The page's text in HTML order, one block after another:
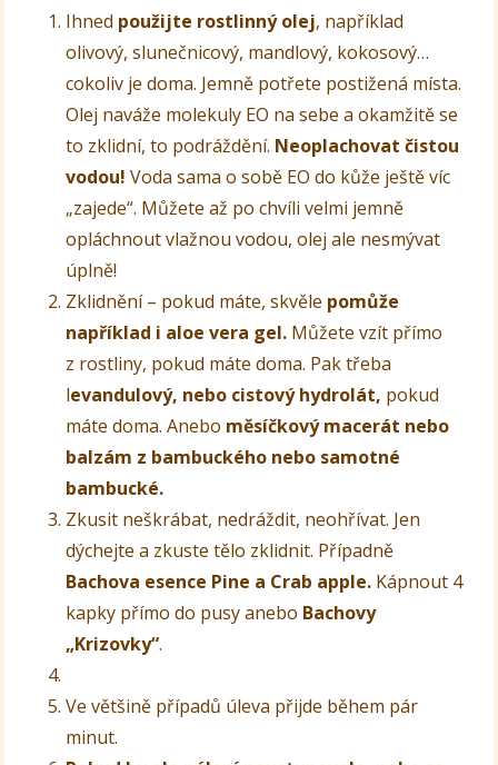
Ihned použijte rostlinný olej, například
olivový, slunečnicový, mandlový, kokosový…
cokoliv je doma. Jemně potřete postižená místa.
Olej naváže molekuly EO na sebe a okamžitě se
to zklidní, to podráždění. Neoplachovat čistou
vodou! Voda sama o sobě EO do kůže ještě víc
„zajede“. Můžete až po chvíli velmi jemně
opláchnout vlažnou vodou, olej ale nesmývat
úplně!
Zklidnění – pokud máte, skvěle pomůže
například i aloe vera gel. Můžete vzít přímo
z rostliny, pokud máte doma. Pak třeba
levandulový, nebo cistový hydrolát, pokud
máte doma. Anebo měsíčkový macerát nebo
balzám z bambuckého nebo samotné
bambucké.
Zkusit neškrábat, nedráždit, neohřívat. Jen
dýchejte a zkuste tělo zklidnit. Případně
Bachova esence Pine a Crab apple. Kápnout 4
kapky přímo do pusy anebo Bachovy
„Krizovky“.
Ve většině případů úleva přijde během pár
minut.